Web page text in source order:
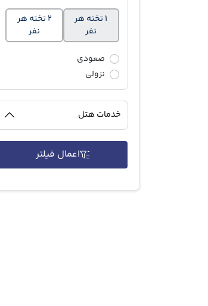
۱ تخته هر
نفر
۲ تخته هر
نفر
صعودی
نزولی
خدمات هتل
اعمال فیلتر